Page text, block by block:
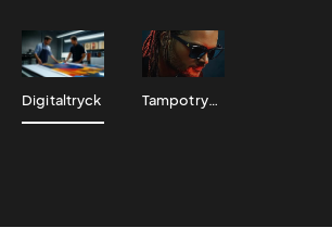
Digitaltryck Tampotryck